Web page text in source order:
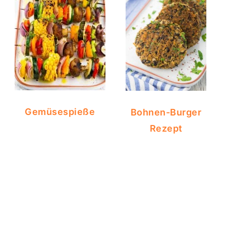
Gemüsespieße
Bohnen-Burger
Rezept